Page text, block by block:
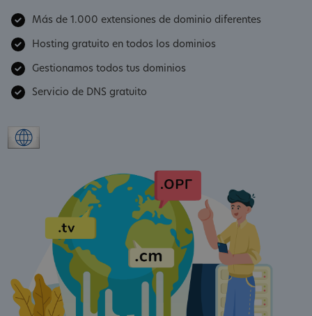
Más de 1.000 extensiones de dominio diferentes
Hosting gratuito en todos los dominios
Gestionamos todos tus dominios
Servicio de DNS gratuito